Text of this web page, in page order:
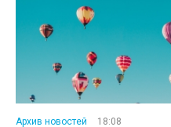
Архив новостей
18:08